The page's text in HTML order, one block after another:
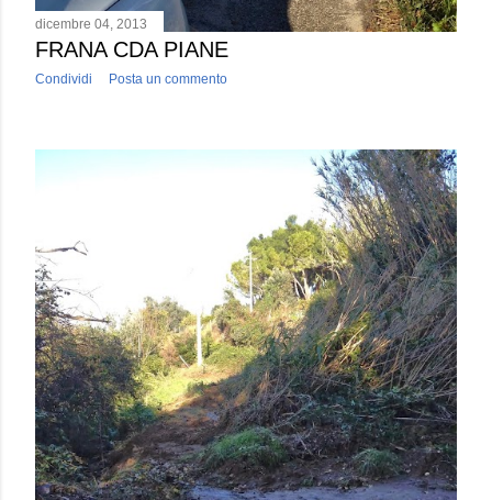
dicembre 04, 2013
FRANA CDA PIANE
Condividi Posta un commento